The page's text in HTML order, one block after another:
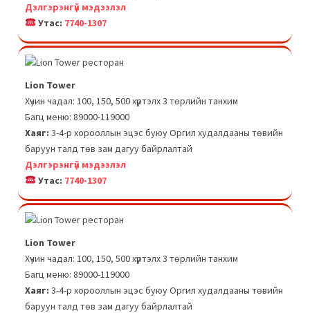
Дэлгэрэнгүй мэдээлэл
Утас: 7740-1307
Lion Tower
Хүчин чадал: 100, 150, 500 хүртэлх 3 төрлийн танхим
Багц меню: 89000-119000
Хаяг: 3-4-р хорооллын эцэс буюу Оргил худалдааны төвийн
баруун талд төв зам дагуу байрлалтай
Дэлгэрэнгүй мэдээлэл
Утас: 7740-1307
Lion Tower
Хүчин чадал: 100, 150, 500 хүртэлх 3 төрлийн танхим
Багц меню: 89000-119000
Хаяг: 3-4-р хорооллын эцэс буюу Оргил худалдааны төвийн
баруун талд төв зам дагуу байрлалтай